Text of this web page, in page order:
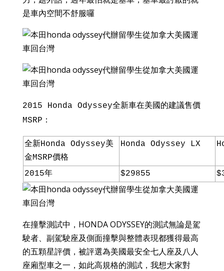
是車內空間不舒服囉
2015 Honda Odyssey全新車在美國的建議售價
MSRP：
全新Honda Odyssey美
金MSRP價格
Honda Odyssey LX
2015年 $29855
在撞擊測試中，HONDA ODYSSEY的測試無論是駕
駛者、副駕駛座及側面撞擊與整體表現都獲得最高
的五顆星評價，被評選為美國最安全七人座及八人
座廂型車之一，如此高規格的測試，我想大家對